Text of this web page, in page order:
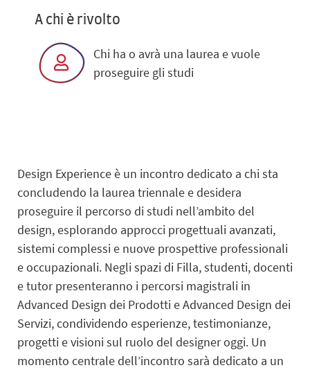
A chi è rivolto
Chi ha o avrà una laurea e vuole
proseguire gli studi
Design Experience è un incontro dedicato a chi sta
concludendo la laurea triennale e desidera
proseguire il percorso di studi nell’ambito del
design, esplorando approcci progettuali avanzati,
sistemi complessi e nuove prospettive professionali
e occupazionali. Negli spazi di Filla, studenti, docenti
e tutor presenteranno i percorsi magistrali in
Advanced Design dei Prodotti e Advanced Design dei
Servizi, condividendo esperienze, testimonianze,
progetti e visioni sul ruolo del designer oggi. Un
momento centrale dell’incontro sarà dedicato a un